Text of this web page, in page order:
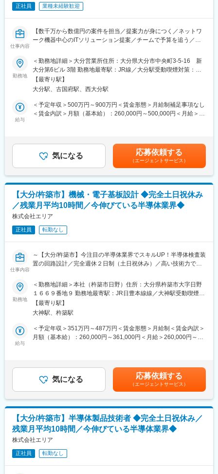
ております。
変更の範囲：会社の定める業務
予兆の可視化・原因分析
・SPC（統計的工程管理）や工程能力指標（Cp/Cpk 等）を用い
・ウェハマップや欠陥データの解析による不良分布の特徴抽出お
よび装置・工程起因の切り分け
知、予知保全に向けた分析モデルの構築
・検査・評価工程におけるデータ活用（画像検査データ、電気特
性データ等）による品質改善・特性安定化の支援
・データ集計・分析業務の自動化や可視化基盤の構築を通じた製
■仕事の進め方・関わるメンバー
・現場工程の理解を重視しており、単なる分析専門家ではなく
「現場の一員」として改善をリードいただくスタイルです。
・扱うデータは、ウェハ・装置ログ・画像・センサー・電気特性
など多岐にわたり、データサイエンスのスキルを幅広く活かせま
す
変更の範囲：本文参照
正社員 業種未経験歓迎
仕事内容
【数千万から数億円の案件を担当／提案力が身につく／ネットワ
ーク機器中心のITソリューション提案／チームで予算を追う／中
カー】
■業務内容：
自社製品であるルーターやスイッチをはじめとするLAN関連商
材、ネットワーク管理ソフトウェア、アプリケーション等を提案
し、顧客の最適なネットワーク環境の実現を目指してトータルソ
リューションを提供していただきます。
・直販およびパートナー営業
・既存顧客および新規顧客への営業
※キャリア形成を鑑み、営業スタイル、担当市場、ご経験やご志向
・リセール品（FW機器、仮想ブラウザ、仮想基盤）
・サービス（設計・構築、リモート監視、SASEなど）
◇販売先：
◇特徴：
商談規模は数千万から数億円以上になり、アプローチから受注ま
ムで追うことになります。
1人提案フェーズ10件、深耕案件20件ほどを平均担当します。プ
しており、協力しつつ営業に集中していただくことができます。
■組織構成：20代から40代までの営業メンバーが多数在籍。半数
以上が中途採用者で、相談しやすく明るい社風が特徴です。
■ポジションの魅力：各業種別のナレッジを習得してハイタッチ営
業活動を行うことで、顧客のDX推進に関わる提案が増えます。
トナーへのアライアンス提案力も同時に身に付けられ、営業スキ
ルが大幅に向上します。
■当社について：
当社は日本発のネットワークメーカーとして高い技術力を誇り、
海外拠点での製造にも日本の品質基準を定め、その品質の高さか
らアライドテレシスグループの米国におけるスマートシティ推進
への取り組みがホワイトハウスより支援プロジェクトとして採択
され表彰されています。
勤務地
＜勤務地詳細＞大分営業所住所：大分県大分市中央町3-5-16 新
大分第6ビル 3階 勤務地最寄駅：JR線／大分駅受動喫煙対策：屋
内全面禁煙変更の範囲：会社の定める事業所（リモートワーク含
む）
【最寄り駅】
大分駅、古国府駅、西大分駅
給与
＜予定年収＞500万円～900万円＜賃金形態＞月給制補足事項なし
＜賃金内訳＞月額（基本給）：260,000円～500,000円＜月給＞
給与詳細はスキル・経験を考慮し当社規定により決定します。賃
金はあくまでも目安の金額であり、選考を通じて上下する可能性
があります。月給(月額)は固定手当を含めた表記です。
気になる 応募依頼する
（エージェントサービス）
【大分/杵築市】機械・電子基板設計 ◆完全土日祝休み
／残業月平均10時間／今伸びている半導体業界◆
株式会社エリア
正社員 転勤なし
仕事内容
～【大分/杵築市】今注目の半導体業界でスキルUP！半導体検査装
置の回路設計／完全週休２日制（土日祝休み）／高い技術力で大
イカー通勤可／手当充実～
■POINT：
【WLBを整えられる就業環境】当社は完全週休２日制、残業平均
10時間、その他手当類が充実しており仕事とプライベートのバラ
ンスを整えながら就業できます。
【今伸びている半導体業界】同社は高度化・多様化・複雑化され
るエレクトロニクス発展のニーズに応える為に限りない挑戦意欲
■担当業務：
・ハードウェア開発
・ＣＡＤを利用した機械・電子回路・基板の設計
エンジニアとしてのキャリアを築いていきたいと考えている方に
お奨めでございます。また、顧客となる企業も日本を代表するよ
うな高い技術を持った企業ですので、実務を通じて学べる環境も
■企業特長：
勤務地
＜勤務地詳細＞本社（杵築市日野）住所：大分県杵築市大字日野
１６６９番地９ 勤務地最寄駅：JR日豊本線線／大神駅受動喫煙対
策：屋内全面禁煙変更の範囲：会社の定める事業所
【最寄り駅】
大神駅、杵築駅
給与
＜予定年収＞351万円～487万円＜賃金形態＞月給制＜賃金内訳＞
月額（基本給）：260,000円～361,000円＜月給＞260,000円～
ては、面接などでご相談ください。■賞与：年2回（前年度実績：
計1,50月分）賃金はあくまでも目安の金額であり、選考を通じて
上下する可能性があります。月給(月額)は固定手当を含めた表記で
す。
気になる 応募依頼する
（エージェントサービス）
【大分/杵築市】半導体製品技術者 ◆完全土日祝休み／
残業月平均10時間／今伸びている半導体業界◆
株式会社エリア
正社員 転勤なし